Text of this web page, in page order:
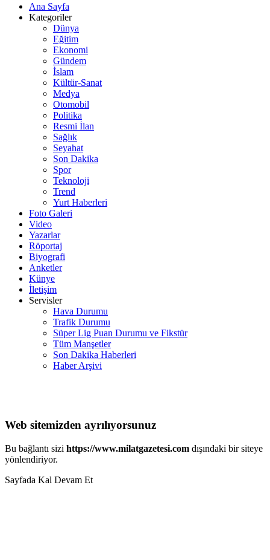
Ana Sayfa
Kategoriler
Dünya
Eğitim
Ekonomi
Gündem
İslam
Kültür-Sanat
Medya
Otomobil
Politika
Resmi İlan
Sağlık
Seyahat
Son Dakika
Spor
Teknoloji
Trend
Yurt Haberleri
Foto Galeri
Video
Yazarlar
Röportaj
Biyografi
Anketler
Künye
İletişim
Servisler
Hava Durumu
Trafik Durumu
Süper Lig Puan Durumu ve Fikstür
Tüm Manşetler
Son Dakika Haberleri
Haber Arşivi
Web sitemizden ayrılıyorsunuz
Bu bağlantı sizi https://www.milatgazetesi.com dışındaki bir siteye
yönlendiriyor.
Sayfada Kal Devam Et